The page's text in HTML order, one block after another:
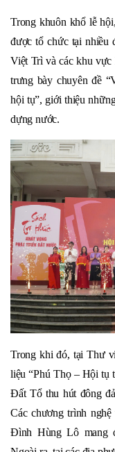
Trong khuôn khổ lễ
được tổ chức tại nhiều
Việt Trì và các khu vực
trưng bày chuyên đề
hội tụ”, giới thiệu
dựng nước.
Trong khi đó, tại Thư
liệu “Phú Thọ – Hội tụ
Đất Tổ thu hút đông
Các chương trình
Đình Hùng Lô mang